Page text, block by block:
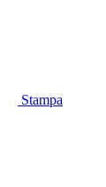
Stampa